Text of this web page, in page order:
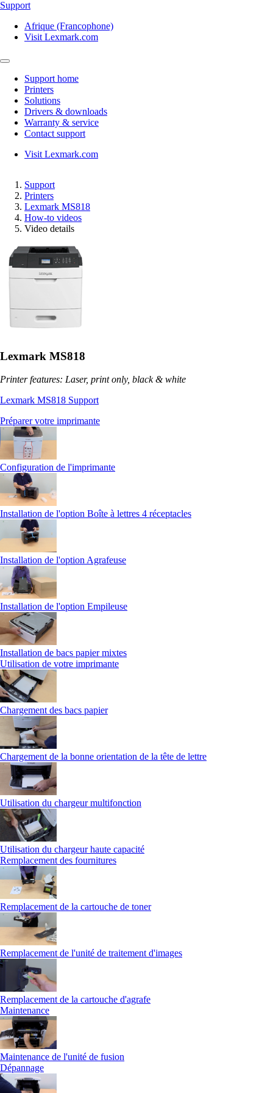
Support
Afrique (Francophone)
Visit Lexmark.com
Support home
Printers
Solutions
Drivers & downloads
Warranty & service
Contact support
Visit Lexmark.com
Support
Printers
Lexmark MS818
How-to videos
Video details
Lexmark MS818
Printer features: Laser, print only, black & white
Lexmark MS818 Support
Préparer votre imprimante
Configuration de l'imprimante
Installation de l'option Boîte à lettres 4 réceptacles
Installation de l'option Agrafeuse
Installation de l'option Empileuse
Installation de bacs papier mixtes
Utilisation de votre imprimante
Chargement des bacs papier
Chargement de la bonne orientation de la tête de lettre
Utilisation du chargeur multifonction
Utilisation du chargeur haute capacité
Remplacement des fournitures
Remplacement de la cartouche de toner
Remplacement de l'unité de traitement d'images
Remplacement de la cartouche d'agrafe
Maintenance
Maintenance de l'unité de fusion
Dépannage